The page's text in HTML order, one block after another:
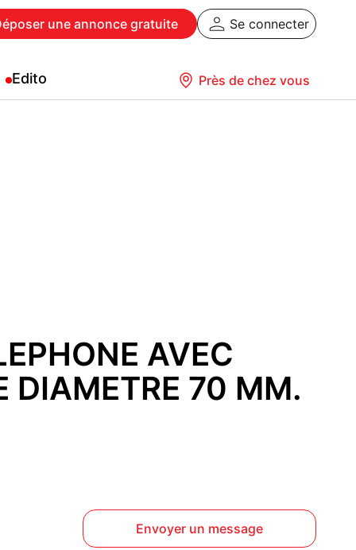
une annonce gratuite Se connecter
Edito Près de chez vous
AVEC
DIAMETRE 70 MM.
Envoyer un message